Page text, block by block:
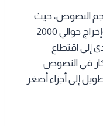
النصوص، حيث
يمكن إدخال ما يصل إلى 1500 كلمة، وإخراج حوالي 2000
إلى اقتطاع
في النصوص
إلى أجزاء أصغر